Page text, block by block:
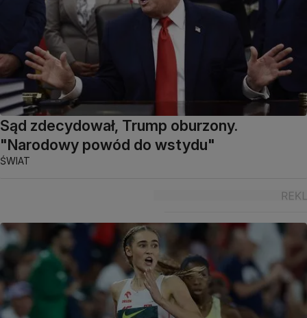
Sąd zdecydował, Trump oburzony.
"Narodowy powód do wstydu"
ŚWIAT